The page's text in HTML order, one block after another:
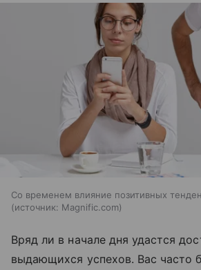
Со временем влияние позитивных
источник: Magnific.com
Вряд ли в начале дня удастся
выдающихся успехов. Вас часто